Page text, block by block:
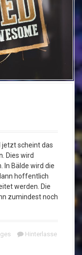
jetzt scheint das
Dies wird
In Bälde wird die
hoffentlich
werden. Die
zumindest noch
Hinterlasse